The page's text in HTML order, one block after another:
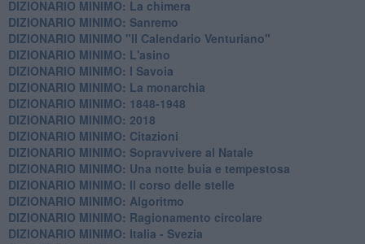
DIZIONARIO MINIMO: La chimera
DIZIONARIO MINIMO: Sanremo
DIZIONARIO MINIMO "Il Calendario Venturiano"
DIZIONARIO MINIMO: L'asino
DIZIONARIO MINIMO: I Savoia
DIZIONARIO MINIMO: La monarchia
DIZIONARIO MINIMO: 1848-1948
DIZIONARIO MINIMO: 2018
DIZIONARIO MINIMO: Citazioni
DIZIONARIO MINIMO: ​Sopravvivere al Natale
DIZIONARIO MINIMO: ​Una notte buia e tempestosa
DIZIONARIO MINIMO: Il corso delle stelle
DIZIONARIO MINIMO: Algoritmo
DIZIONARIO MINIMO: Ragionamento circolare
DIZIONARIO MINIMO: Italia - Svezia